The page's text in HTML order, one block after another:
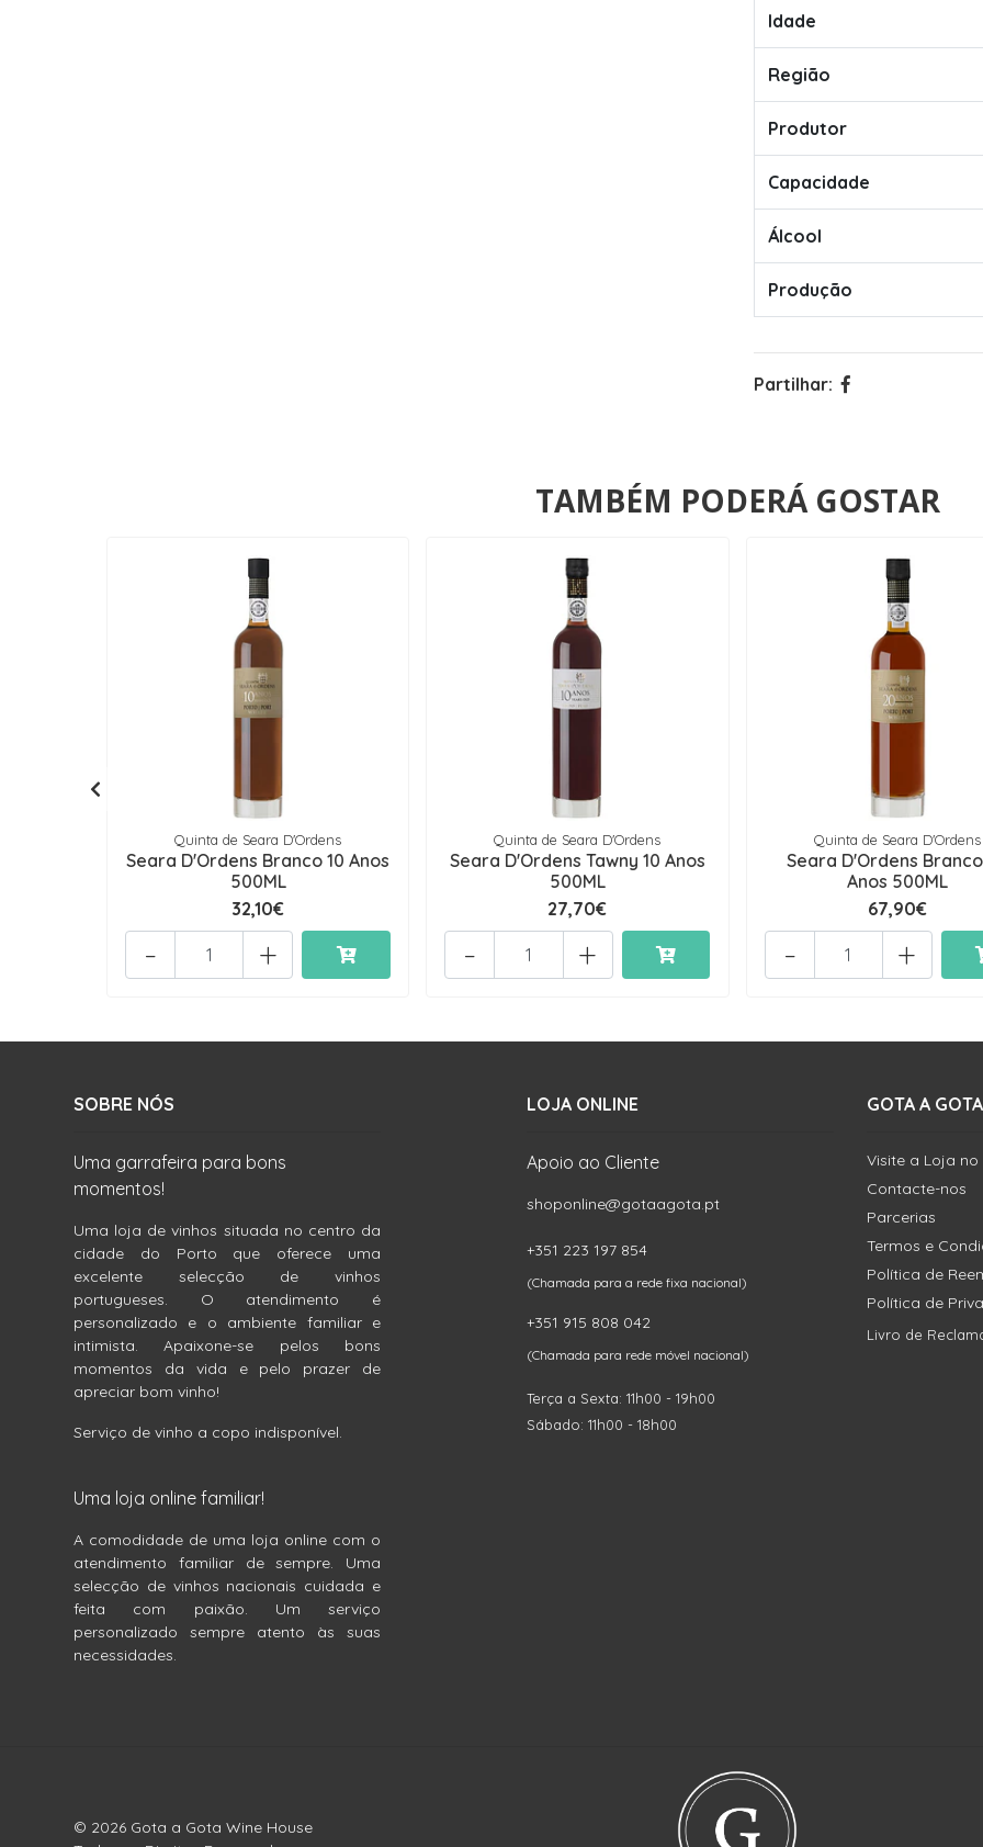
Idade
Região
Produtor
Capacidade
Álcool
Produção
Partilhar:
TAMBÉM PODERÁ GOSTAR
Quinta de Seara D'Ordens
Seara D'Ordens Branco 10 Anos
500ML
32,10€
+
-
Quinta de Seara D'Ordens
Seara D'Ordens Tawny 10 Anos
500ML
27,70€
+
-
Quinta de Seara D'Ordens
Seara D'Ordens
Anos 500ML
67,90€
+
-
SOBRE NÓS
Uma garrafeira para bons
momentos!
Uma loja de vinhos situada no centro da
cidade do Porto que oferece uma
excelente selecção de vinhos
portugueses. O atendimento é
personalizado e o ambiente familiar e
intimista. Apaixone-se pelos bons
momentos da vida e pelo prazer de
apreciar bom vinho!
Serviço de vinho a copo indisponível.
Uma loja online familiar!
A comodidade de uma loja online com o
atendimento familiar de sempre. Uma
selecção de vinhos nacionais cuidada e
feita com paixão. Um serviço
personalizado sempre atento às suas
necessidades.
LOJA ONLINE
Apoio ao Cliente
shoponline@gotaagota.pt
+351 223 197 854
(Chamada para a rede fixa nacional)
+351 915 808 042
(Chamada para rede móvel nacional)
Terça a Sexta: 11h00 - 19h00
Sábado: 11h00 - 18h00
GOTA A
Visite a Loja no
Contacte-nos
Parcerias
Termos e
Política de
Política de
Livro de
© 2026 Gota a Gota Wine House